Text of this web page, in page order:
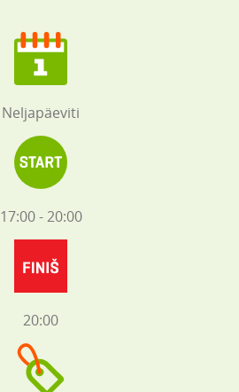
Neljapäeviti
17:00 - 20:00
20:00